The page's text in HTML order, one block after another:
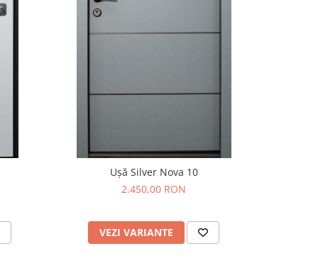
Ușă Silver Nova 10
2.450,00 RON
VEZI VARIANTE